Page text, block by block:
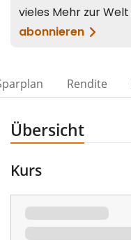
Rendite
Übersicht
Kurs